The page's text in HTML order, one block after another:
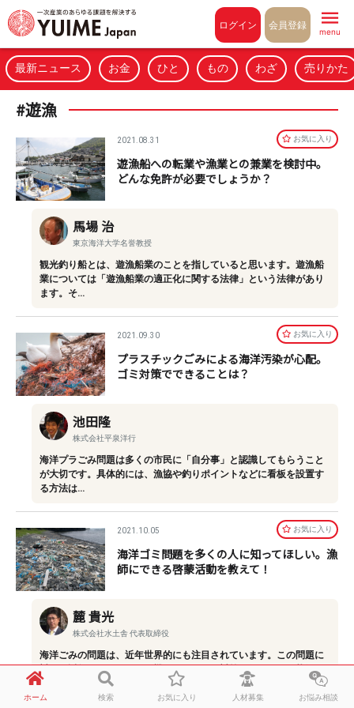
ログイン 会員登録
menu
最新ニュース お金 ひと もの わざ 売りかた
#遊漁
2021.08.31 お気に⼊り
遊漁船への転業や漁業との兼業を検討中。
どんな免許が必要でしょうか？
馬場 治
東京海洋大学名誉教授
観光釣り船とは、遊漁船業のことを指していると思います。遊漁船
業については「遊漁船業の適正化に関する法律」という法律があり
ます。そ…
2021.09.30 お気に⼊り
プラスチックごみによる海洋汚染が心配。
ゴミ対策でできることは？
池田隆
株式会社平泉洋行
海洋プラごみ問題は多くの市民に「自分事」と認識してもらうこと
が大切です。具体的には、漁協や釣りポイントなどに看板を設置す
る方法は…
2021.10.05 お気に⼊り
海洋ゴミ問題を多くの人に知ってほしい。漁
師にできる啓蒙活動を教えて！
麓 貴光
株式会社水土舎 代表取締役
海洋ごみの問題は、近年世界的にも注目されています。この問題に
対し、近年さまざまな国の機関がそれぞれ対策を行っている状況で
す。日本…
ホーム 検索 お気に入り 人材募集 お悩み相談